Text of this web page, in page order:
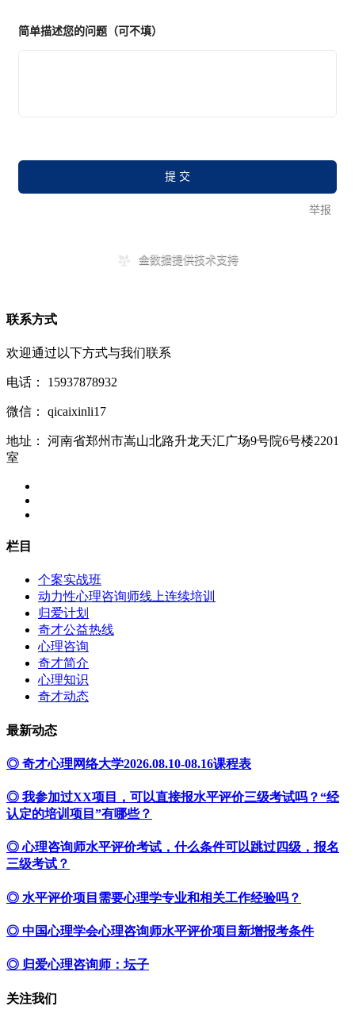
联系方式
欢迎通过以下方式与我们联系
电话： 15937878932
微信： qicaixinli17
地址：
河南省郑州市嵩山北路升龙天汇广场9号院6号楼2201
室
栏目
个案实战班
动力性心理咨询师线上连续培训
归爱计划
奇才公益热线
心理咨询
奇才简介
心理知识
奇才动态
最新动态
◎ 奇才心理网络大学2026.08.10-08.16课程表
◎ 我参加过XX项目，可以直接报水平评价三级考试吗？“经
认定的培训项目”有哪些？
◎ 心理咨询师水平评价考试，什么条件可以跳过四级，报名
三级考试？
◎ 水平评价项目需要心理学专业和相关工作经验吗？
◎ 中国心理学会心理咨询师水平评价项目新增报考条件
◎ 归爱心理咨询师：坛子
关注我们